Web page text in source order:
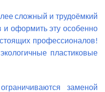
сложный и трудоёмкий
и оформить эту особенно
профессионалов!
пластиковые
заменой